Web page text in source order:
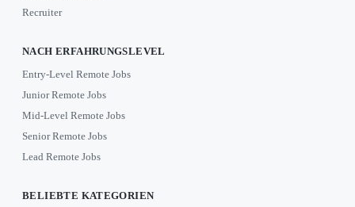
Recruiter
NACH ERFAHRUNGSLEVEL
Entry-Level Remote Jobs
Junior Remote Jobs
Mid-Level Remote Jobs
Senior Remote Jobs
Lead Remote Jobs
BELIEBTE KATEGORIEN